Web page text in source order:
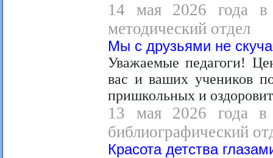
14 мая 2026 года в
методический отдел
Мы с друзьями не
Уважаемые педагоги!
вас и ваших учеников
пришкольных и
13 мая 2026 года в
библиографический
Красота детства